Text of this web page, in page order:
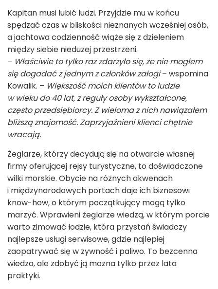
Kapitan musi lubić ludzi. Przyjdzie mu w końcu
spędzać czas w bliskości nieznanych wcześniej osób,
a jachtowa codzienność wiąże się z dzieleniem
między siebie niedużej przestrzeni.
– Właściwie to tylko raz zdarzyło się, że nie mogłem
się dogadać z jednym z członków załogi– wspomina
Kowalik. – Większość moich klientów to ludzie
w wieku do 40 lat, z reguły osoby wykształcone,
często przedsiębiorcy. Z wieloma z nich nawiązałem
bliższą znajomość. Zaprzyjaźnieni klienci chętnie
wracają.
Żeglarze, którzy decydują się na otwarcie własnej
firmy oferującej rejsy turystyczne, to doświadczone
wilki morskie. Obycie na różnych akwenach
i międzynarodowych portach daje ich biznesowi
know-how, o którym początkujący mogą tylko
marzyć. Wprawieni żeglarze wiedzą, w którym porcie
warto zimować łodzie, która przystań świadczy
najlepsze usługi serwisowe, gdzie najlepiej
zaopatrywać się w żywność i paliwo. To bezcenna
wiedza, ale zdobyć ją można tylko przez lata
praktyki.